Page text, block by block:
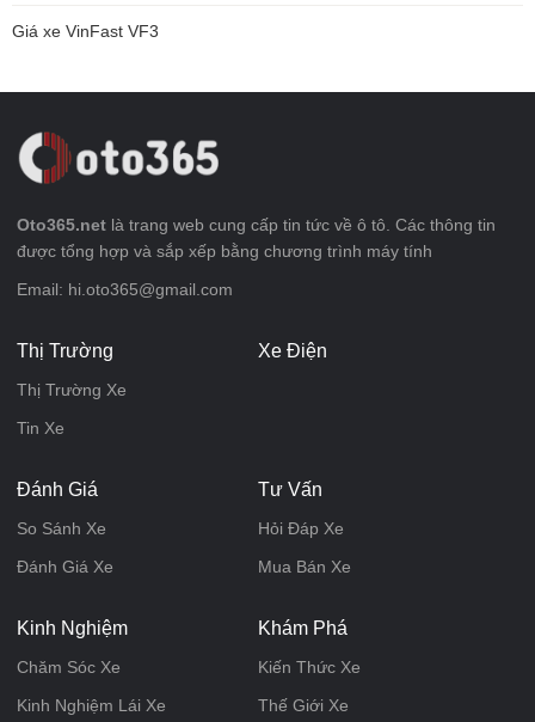
Giá xe VinFast VF3
Oto365.net là trang web cung cấp tin tức về ô tô. Các thông tin
được tổng hợp và sắp xếp bằng chương trình máy tính
Email: hi.oto365@gmail.com
Thị Trường
Thị Trường Xe
Tin Xe
Xe Điện
Đánh Giá
So Sánh Xe
Đánh Giá Xe
Tư Vấn
Hỏi Đáp Xe
Mua Bán Xe
Kinh Nghiệm
Chăm Sóc Xe
Kinh Nghiệm Lái Xe
Khám Phá
Kiến Thức Xe
Thế Giới Xe